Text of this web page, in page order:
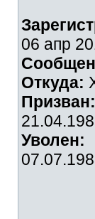
06 апр
Откуда:
Призван:
Уволен: